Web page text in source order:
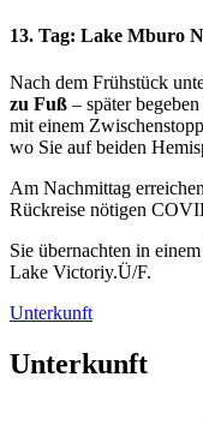
13. Tag: Lake Mburo
Nach dem Frühstück
zu Fuß – später
mit einem
wo Sie auf beiden
Am Nachmittag
Rückreise nötigen
Sie übernachten in
Lake Victoriy.Ü/F.
Unterkunft
Unterkunft